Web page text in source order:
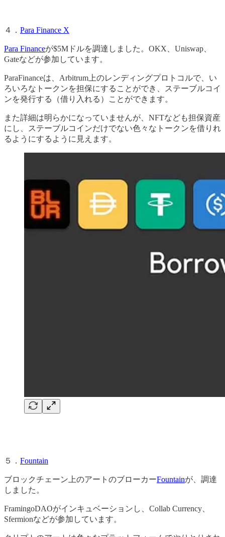
４． Para Finance X
Para Financeが$5Mドルを調達しました。OKX、Uniswap、
Gateなどが参加しています。
ParaFinanceは、Arbitrum上のレンディングプロトコルで、い
ろいろなトークンを担保にすることができ、ステーブルコイ
ンを発行する（借り入れる）ことができます。
また詳細は明らかになっていませんが、NFTなども担保資産
にし、ステーブルコインだけでない色々なトークンを借りれ
るようにするように見えます。
５． Fountain
ブロックチェーン上のアートのブローカーFountainが、調達
しました。
FramingoDAOがインキュベーションし、Collab Currency、
Sfermionなどが参加しています。